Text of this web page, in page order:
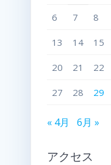
6 7 8
13 14 15
20 21 22
27 28 29
« 4月 6月 »
アクセス